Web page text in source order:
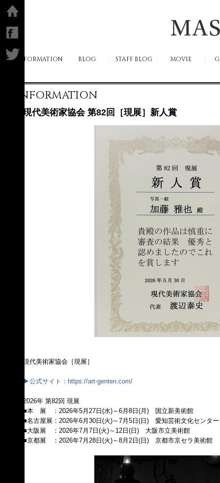
INFORMATION BLOG STAFF BLOG MOVIE
INFORMATION
現代美術家協会 第82回［現展］新人賞
現代美術家協会［現展］
▶︎公式サイト：https://art-genten.com/
2026年 第82回 現展
■本 展 ：2026年5月27日(水)～6月8日(月) 国立新美術館
■名古屋展：2026年6月30日(火)～7月5日(日) 愛知芸術文化センター
■大阪展 ：2026年7月7日(火)～12日(日) 大阪市立美術館
■京都展 ：2026年7月28日(火)～8月2日(日) 京都市京セラ美術館
Twitter